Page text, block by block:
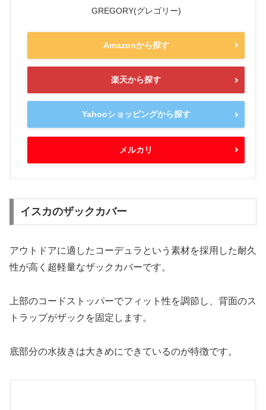
GREGORY(グレゴリー)
Amazonから探す
楽天から探す
Yahooショッピングから探す
メルカリ
イスカのザックカバー
アウトドアに適したコーデュラという素材を採用した耐久
性が高く超軽量なザックカバーです。
上部のコードストッパーでフィット性を調節し、背面のス
トラップがザックを固定します。
底部分の水抜きは大きめにできているのが特徴です。